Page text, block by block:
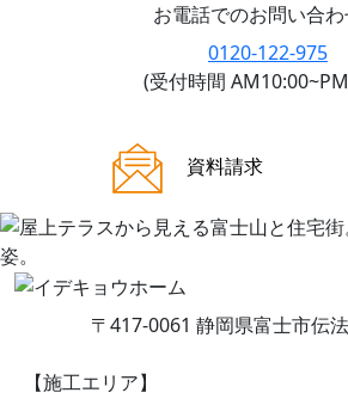
お電話でのお問い合
0120-122-975
(受付時間
資料請求
〒417-0061 静岡県富士市伝
【施工エリア】